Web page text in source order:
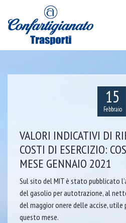
15
Febbraio
VALORI INDICATIVI DI
COSTI DI ESERCIZIO:
MESE GENNAIO 2021
Sul sito del MIT è stato pubblicato
del gasolio per autotrazione, al
del maggior onere delle accise,
questo mese.